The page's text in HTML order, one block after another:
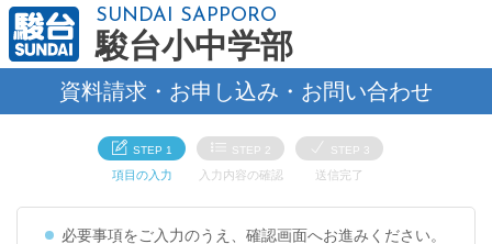
SUNDAI SAPPORO
駿台小中学部
資料請求・お申し込み・お問い合わせ
項目の入力 入力内容の確認 送信完了
必要事項をご入力のうえ、確認画面へお進みください。